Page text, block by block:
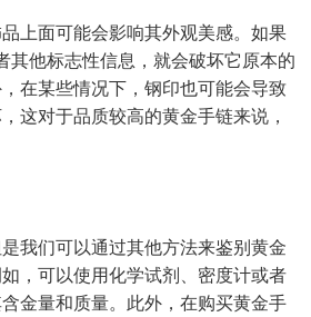
上面可能会影响其外观美感。如果
其他标志性信息，就会破坏它原本的
在某些情况下，钢印也可能会导致
这对于品质较高的黄金手链来说，
我们可以通过其他方法来鉴别黄金
，可以使用化学试剂、密度计或者
金量和质量。此外，在购买黄金手